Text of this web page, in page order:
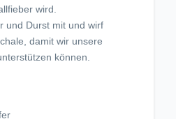
wird.
und Durst mit und wirf
damit wir unsere
können.